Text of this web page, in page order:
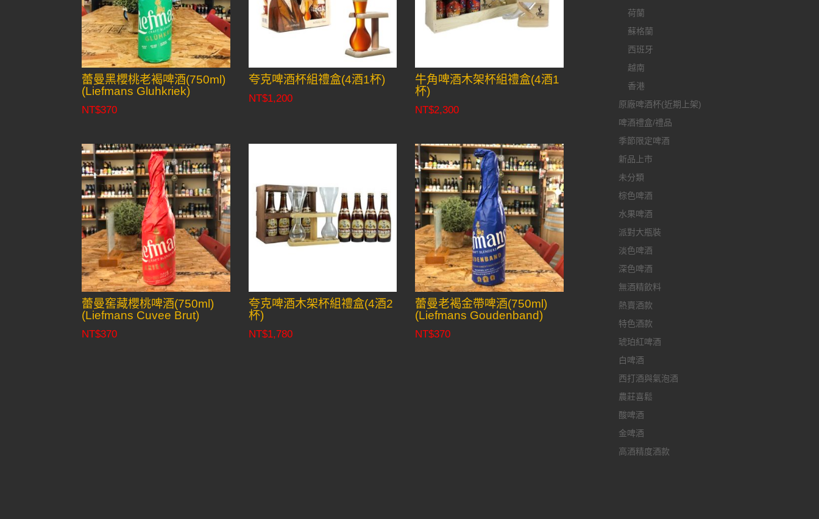
蕾曼黑櫻桃老褐啤酒(750ml)
(Liefmans Gluhkriek)
NT$370
夸克啤酒杯組禮盒(4酒1杯)
NT$1,200
牛角啤酒木架杯組禮盒(4酒1
杯)
NT$2,300
蕾曼窖藏櫻桃啤酒(750ml)
(Liefmans Cuvee Brut)
NT$370
夸克啤酒木架杯組禮盒(4酒2
杯)
NT$1,780
蕾曼老褐金帶啤酒(750ml)
(Liefmans Goudenband)
NT$370
荷蘭
蘇格蘭
西班牙
越南
香港
原廠啤酒杯(近期上架)
啤酒禮盒/禮品
季節限定啤酒
新品上市
未分類
棕色啤酒
水果啤酒
派對大瓶裝
淡色啤酒
深色啤酒
無酒精飲料
熱賣酒款
特色酒款
琥珀紅啤酒
白啤酒
西打酒與氣泡酒
農莊喜鬆
酸啤酒
金啤酒
高酒精度酒款